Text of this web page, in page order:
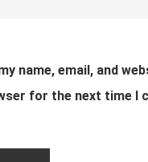
name, email, and
for the next time I